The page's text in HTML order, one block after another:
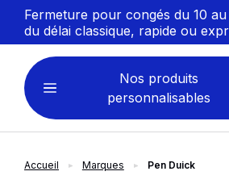
Fermeture pour congés du 10
du délai classique, rapide ou
Nos produits
personnalisables
VÊTEMENTS
Accueil Marques Pen Duick